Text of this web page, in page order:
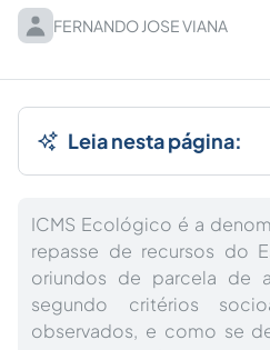
FERNANDO JOSE VIANA
Leia nesta página:
ICMS Ecológico é a
repasse de recursos do
oriundos de parcela de
segundo critérios
observados, e como se